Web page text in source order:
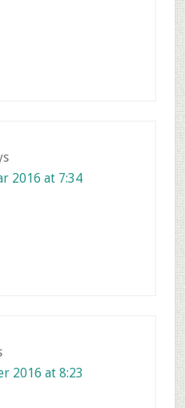
2016 at 7:34
2016 at 8:23